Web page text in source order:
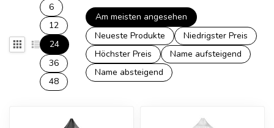
6
12
24
36
48
Am meisten angesehen
Neueste Produkte
Niedrigster Preis
Höchster Preis
Name aufsteigend
Name absteigend